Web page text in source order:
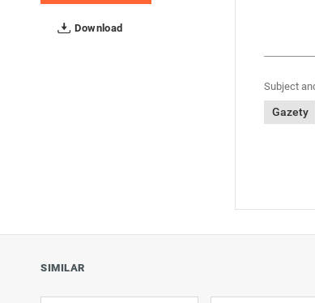
Download
Subject
Gazety
SIMILAR